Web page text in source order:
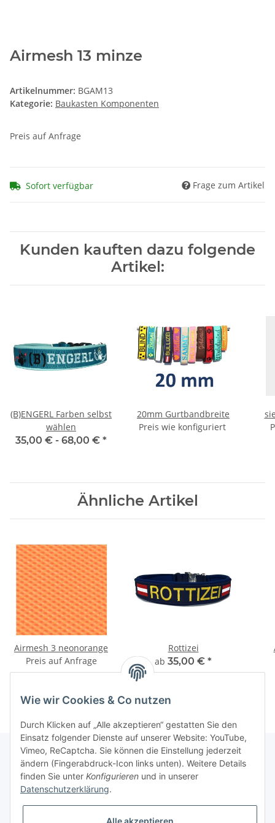
Airmesh 13 minze
Artikelnummer: BGAM13
Kategorie: Baukasten Komponenten
Preis auf Anfrage
Sofort verfügbar Frage zum Artikel
Kunden kauften dazu folgende
Artikel:
(B)ENGERL Farben selbst
wählen
35,00 € - 68,00 € *
20mm Gurtbandbreite
Preis wie konfiguriert
Ähnliche Artikel
Airmesh 3 neonorange
Preis auf Anfrage
Rottizei
ab 35,00 € *
Informationen
Wie wir Cookies & Co nutzen
Durch Klicken auf „Alle akzeptieren“ gestatten Sie den
Einsatz folgender Dienste auf unserer Website: YouTube,
Vimeo, ReCaptcha. Sie können die Einstellung jederzeit
ändern (Fingerabdruck-Icon links unten). Weitere Details
finden Sie unter Konfigurieren und in unserer
Datenschutzerklärung.
Alle akzeptieren